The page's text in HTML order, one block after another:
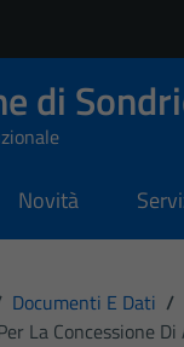
di
Novità
Documenti E Dati /
La Concessione